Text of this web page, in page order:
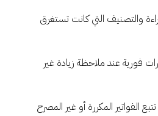
والتصنيف التي كانت تستغرق
فورية عند ملاحظة زيادة غير
الفواتير المكررة أو غير المصرح